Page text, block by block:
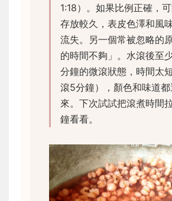
1:18）。如果比例正確，
存放較久，表皮色澤和風
流失。另一個常被忽略的
的時間不夠」。水滾後至
分鐘的微滾狀態，時間太
滾5分鐘），顏色和味道都
來。下次試試把滾煮時間
鐘看看。